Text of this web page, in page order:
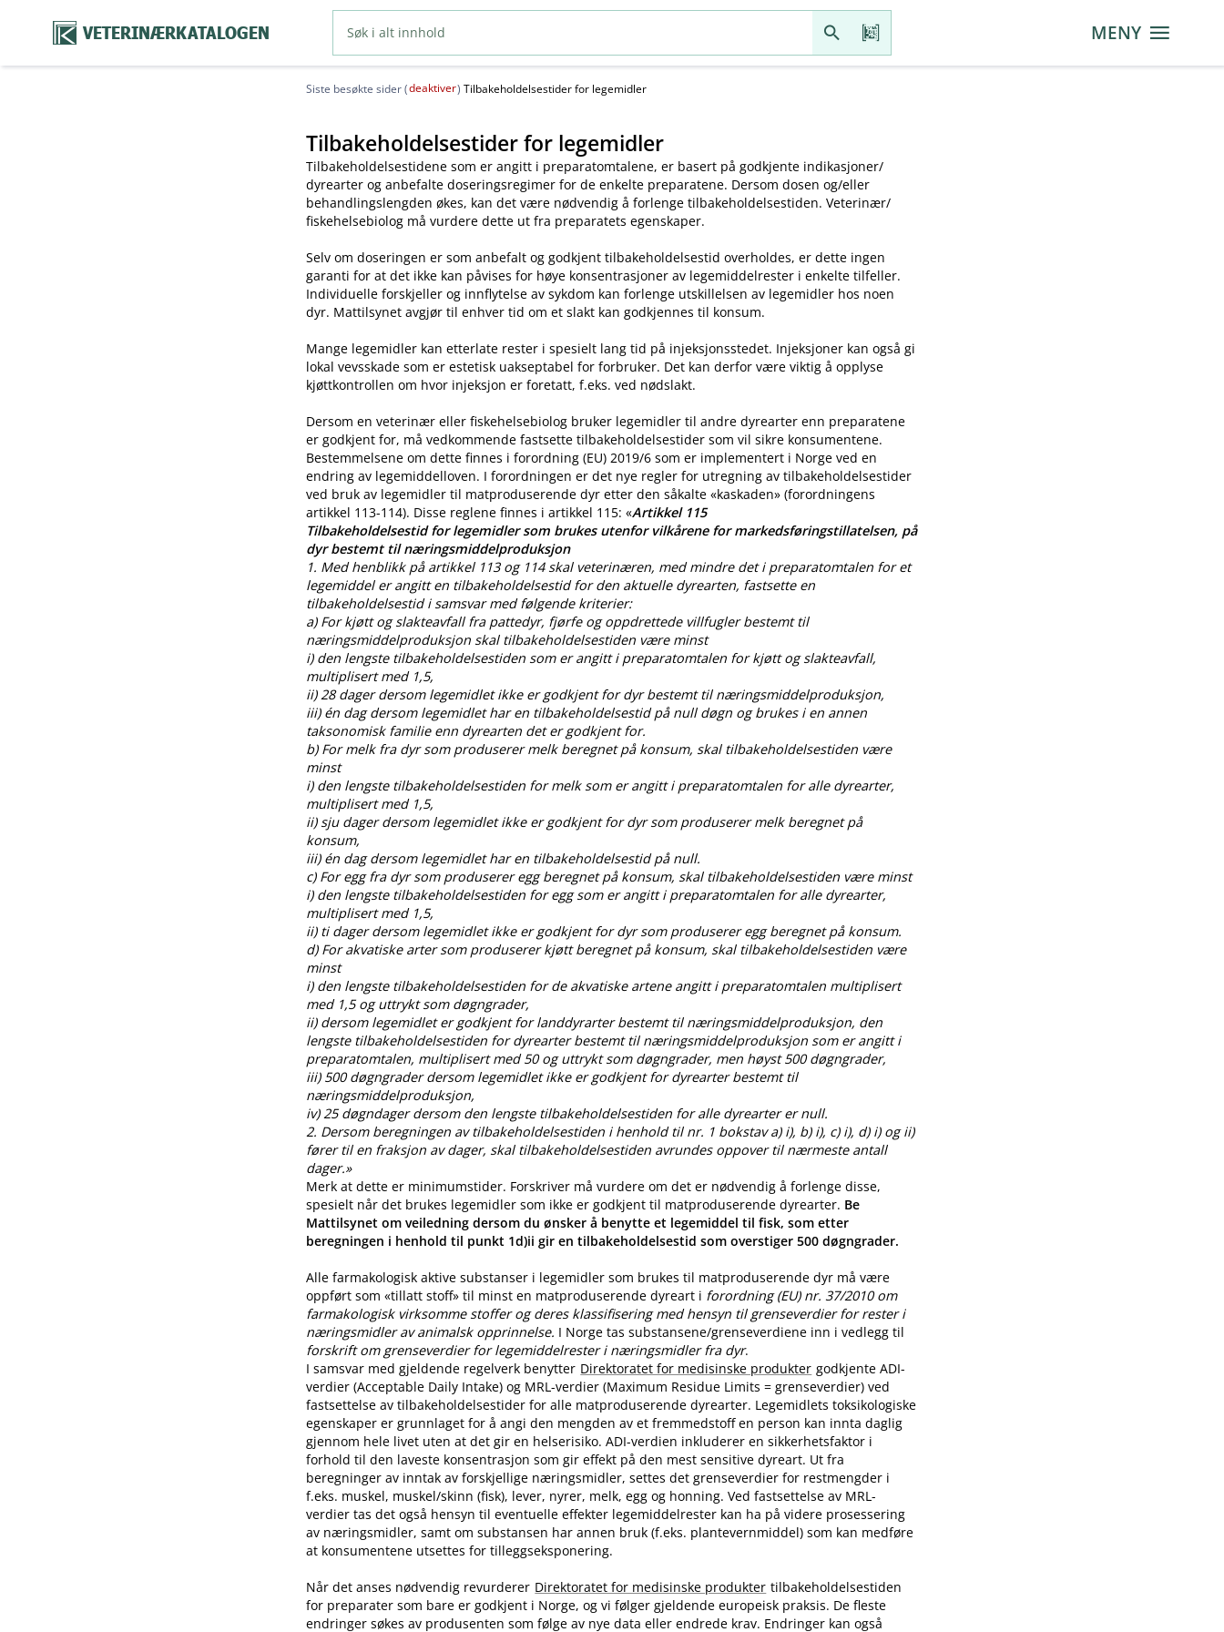
VETERINÆRKATALOGEN MENY
Siste besøkte sider (deaktiver) Tilbakeholdelsestider for legemidler
Tilbakeholdelsestider for legemidler
Tilbakeholdelsestidene som er angitt i preparatomtalene, er basert på godkjente indikasjoner​/​
dyrearter og anbefalte doseringsregimer for de enkelte preparatene. Dersom dosen og​/​eller
behandlingslengden økes, kan det være nødvendig å forlenge tilbakeholdelsestiden. Veterinær​/​
fiskehelsebiolog må vurdere dette ut fra preparatets egenskaper.
Selv om doseringen er som anbefalt og godkjent tilbakeholdelsestid overholdes, er dette ingen
garanti for at det ikke kan påvises for høye konsentrasjoner av legemiddelrester i enkelte tilfeller.
Individuelle forskjeller og innflytelse av sykdom kan forlenge utskillelsen av legemidler hos noen
dyr. Mattilsynet avgjør til enhver tid om et slakt kan godkjennes til konsum.
Mange legemidler kan etterlate rester i spesielt lang tid på injeksjonsstedet. Injeksjoner kan også gi
lokal vevsskade som er estetisk uakseptabel for forbruker. Det kan derfor være viktig å opplyse
kjøttkontrollen om hvor injeksjon er foretatt, f.eks. ved nødslakt.
Dersom en veterinær eller fiskehelsebiolog bruker legemidler til andre dyrearter enn preparatene
er godkjent for, må vedkommende fastsette tilbakeholdelsestider som vil sikre konsumentene.
Bestemmelsene om dette finnes i forordning (EU) 2019/6 som er implementert i Norge ved en
endring av legemiddelloven. I forordningen er det nye regler for utregning av tilbakeholdelsestider
ved bruk av legemidler til matproduserende dyr etter den såkalte «kaskaden» (forordningens
artikkel 113-114). Disse reglene finnes i artikkel 115: «Artikkel 115
Tilbakeholdelsestid for legemidler som brukes utenfor vilkårene for markedsføringstillatelsen, på
dyr bestemt til næringsmiddelproduksjon
1. Med henblikk på artikkel 113 og 114 skal veterinæren, med mindre det i preparatomtalen for et
legemiddel er angitt en tilbakeholdelsestid for den aktuelle dyrearten, fastsette en
tilbakeholdelsestid i samsvar med følgende kriterier:
a) For kjøtt og slakteavfall fra pattedyr, fjørfe og oppdrettede villfugler bestemt til
næringsmiddelproduksjon skal tilbakeholdelsestiden være minst
i) den lengste tilbakeholdelsestiden som er angitt i preparatomtalen for kjøtt og slakteavfall,
multiplisert med 1,5,
ii) 28 dager dersom legemidlet ikke er godkjent for dyr bestemt til næringsmiddelproduksjon,
iii) én dag dersom legemidlet har en tilbakeholdelsestid på null døgn og brukes i en annen
taksonomisk familie enn dyrearten det er godkjent for.
b) For melk fra dyr som produserer melk beregnet på konsum, skal tilbakeholdelsestiden være
minst
i) den lengste tilbakeholdelsestiden for melk som er angitt i preparatomtalen for alle dyrearter,
multiplisert med 1,5,
ii) sju dager dersom legemidlet ikke er godkjent for dyr som produserer melk beregnet på
konsum,
iii) én dag dersom legemidlet har en tilbakeholdelsestid på null.
c) For egg fra dyr som produserer egg beregnet på konsum, skal tilbakeholdelsestiden være minst
i) den lengste tilbakeholdelsestiden for egg som er angitt i preparatomtalen for alle dyrearter,
multiplisert med 1,5,
ii) ti dager dersom legemidlet ikke er godkjent for dyr som produserer egg beregnet på konsum.
d) For akvatiske arter som produserer kjøtt beregnet på konsum, skal tilbakeholdelsestiden være
minst
i) den lengste tilbakeholdelsestiden for de akvatiske artene angitt i preparatomtalen multiplisert
med 1,5 og uttrykt som døgngrader,
ii) dersom legemidlet er godkjent for landdyrarter bestemt til næringsmiddelproduksjon, den
lengste tilbakeholdelsestiden for dyrearter bestemt til næringsmiddelproduksjon som er angitt i
preparatomtalen, multiplisert med 50 og uttrykt som døgngrader, men høyst 500 døgngrader,
iii) 500 døgngrader dersom legemidlet ikke er godkjent for dyrearter bestemt til
næringsmiddelproduksjon,
iv) 25 døgndager dersom den lengste tilbakeholdelsestiden for alle dyrearter er null.
2. Dersom beregningen av tilbakeholdelsestiden i henhold til nr. 1 bokstav a) i), b) i), c) i), d) i) og ii)
fører til en fraksjon av dager, skal tilbakeholdelsestiden avrundes oppover til nærmeste antall
dager.»
Merk at dette er minimumstider. Forskriver må vurdere om det er nødvendig å forlenge disse,
spesielt når det brukes legemidler som ikke er godkjent til matproduserende dyrearter. Be
Mattilsynet om veiledning dersom du ønsker å benytte et legemiddel til fisk, som etter
beregningen i henhold til punkt 1d)ii gir en tilbakeholdelsestid som overstiger 500 døgngrader.
Alle farmakologisk aktive substanser i legemidler som brukes til matproduserende dyr må være
oppført som «tillatt stoff» til minst en matproduserende dyreart i forordning (EU) nr. 37/2010 om
farmakologisk virksomme stoffer og deres klassifisering med hensyn til grenseverdier for rester i
næringsmidler av animalsk opprinnelse. I Norge tas substansene​/​grenseverdiene inn i vedlegg til
forskrift om grenseverdier for legemiddelrester i næringsmidler fra dyr.
I samsvar med gjeldende regelverk benytter Direktoratet for medisinske produkter godkjente ADI-
verdier (Acceptable Daily Intake) og MRL-verdier (Maximum Residue Limits = grenseverdier) ved
fastsettelse av tilbakeholdelsestider for alle matproduserende dyrearter. Legemidlets toksikologiske
egenskaper er grunnlaget for å angi den mengden av et fremmedstoff en person kan innta daglig
gjennom hele livet uten at det gir en helserisiko. ADI-verdien inkluderer en sikkerhetsfaktor i
forhold til den laveste konsentrasjon som gir effekt på den mest sensitive dyreart. Ut fra
beregninger av inntak av forskjellige næringsmidler, settes det grenseverdier for restmengder i
f.eks. muskel, muskel​/​skinn (fisk), lever, nyrer, melk, egg og honning. Ved fastsettelse av MRL-
verdier tas det også hensyn til eventuelle effekter legemiddelrester kan ha på videre prosessering
av næringsmidler, samt om substansen har annen bruk (f.eks. plantevernmiddel) som kan medføre
at konsumentene utsettes for tilleggseksponering.
Når det anses nødvendig revurderer Direktoratet for medisinske produkter tilbakeholdelsestiden
for preparater som bare er godkjent i Norge, og vi følger gjeldende europeisk praksis. De fleste
endringer søkes av produsenten som følge av nye data eller endrede krav. Endringer kan også